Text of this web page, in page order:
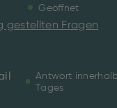
Geöffnet
gestellten Fragen
Antwort
Tages